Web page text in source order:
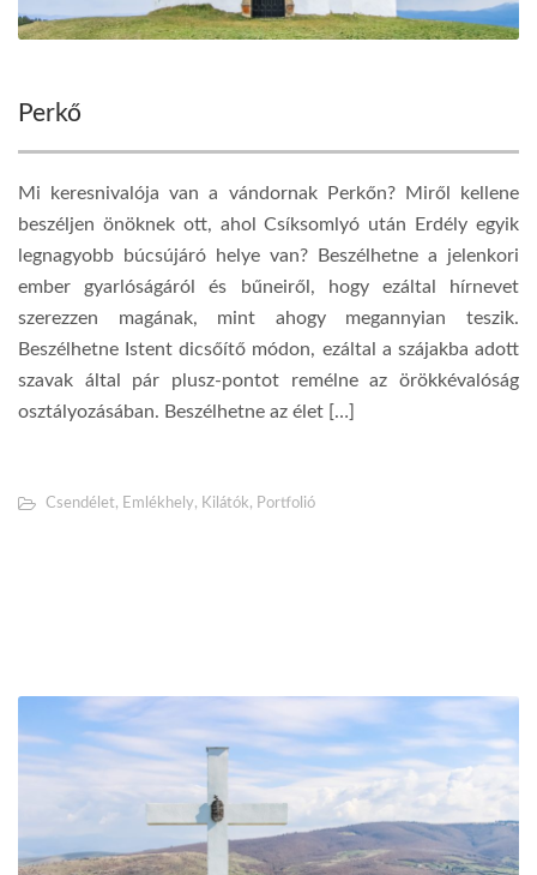
Perkő
Mi keresnivalója van a vándornak Perkőn? Miről kellene
beszéljen önöknek ott, ahol Csíksomlyó után Erdély egyik
legnagyobb búcsújáró helye van? Beszélhetne a jelenkori
ember gyarlóságáról és bűneiről, hogy ezáltal hírnevet
szerezzen magának, mint ahogy megannyian teszik.
Beszélhetne Istent dicsőítő módon, ezáltal a szájakba adott
szavak által pár plusz-pontot remélne az örökkévalóság
osztályozásában. Beszélhetne az élet […]
Csendélet, Emlékhely, Kilátók, Portfolió